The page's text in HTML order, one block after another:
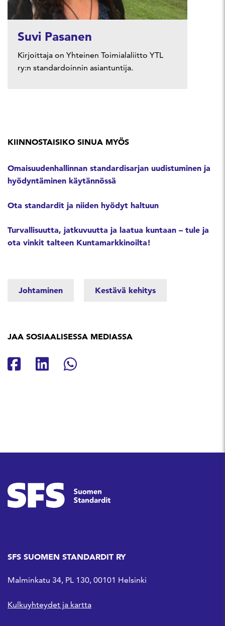
Suvi Pasanen
Kirjoittaja on Yhteinen Toimialaliitto YTL
ry:n standardoinnin asiantuntija.
KIINNOSTAISIKO SINUA MYÖS
Omaisuudenhallinnan standardisarjan uudistuminen ja
hyödyntäminen käytännössä
Ota standardit ja niiden hyödyt haltuun
Turvallisuutta, jatkuvuutta ja laatua kuntaan – tule ja
ota vinkit talteen Kuntamarkkinoilta!
Johtaminen Kestävä kehitys
JAA SOSIAALISESSA MEDIASSA
Jaa Facebookissa
Jaa Linkedinissä
Jaa Whatsappissa
SFS SUOMEN STANDARDIT RY
Malminkatu 34, PL 130, 00101 Helsinki
Kulkuyhteydet ja kartta